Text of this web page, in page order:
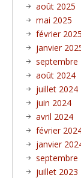
août 2025
mai 2025
février 2025
janvier
septembre
août 2024
juillet 2024
juin 2024
avril 2024
février
janvier
septembre
juillet 2023